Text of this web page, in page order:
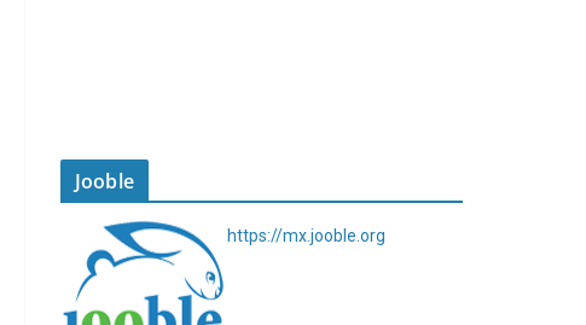
Jooble
https://mx.jooble.org